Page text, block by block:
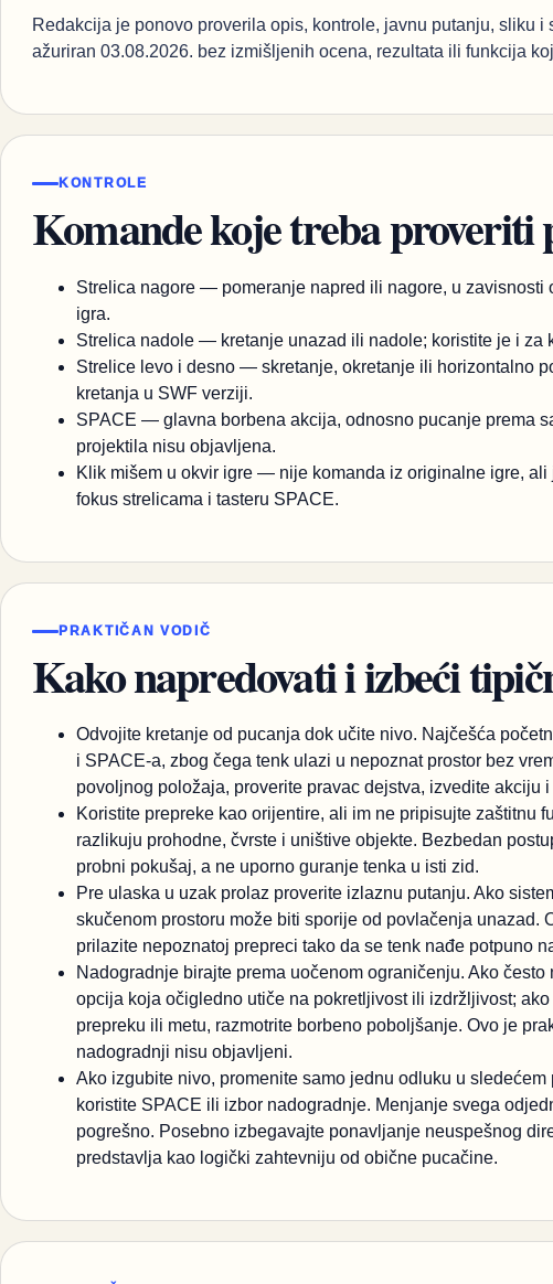
Redakcija je ponovo proverila opis, kontrole, javnu putanju, sliku
ažuriran 03.08.2026. bez izmišljenih ocena, rezultata ili funkcija
KONTROLE
Komande koje treba proveriti
Strelica nagore — pomeranje napred ili nagore, u zavisnosti
igra.
Strelica nadole — kretanje unazad ili nadole; koristite je i za
Strelice levo i desno — skretanje, okretanje ili horizontalno
kretanja u SWF verziji.
SPACE — glavna borbena akcija, odnosno pucanje prema
projektila nisu objavljena.
Klik mišem u okvir igre — nije komanda iz originalne igre,
fokus strelicama i tasteru SPACE.
PRAKTIČAN VODIČ
Kako napredovati i izbeći
Odvojite kretanje od pucanja dok učite nivo. Najčešća
i SPACE-a, zbog čega tenk ulazi u nepoznat prostor bez
povoljnog položaja, proverite pravac dejstva, izvedite akciju
Koristite prepreke kao orijentire, ali im ne pripisujte zaštitnu
razlikuju prohodne, čvrste i uništive objekte. Bezbedan
probni pokušaj, a ne uporno guranje tenka u isti zid.
Pre ulaska u uzak prolaz proverite izlaznu putanju. Ako
skučenom prostoru može biti sporije od povlačenja unazad.
prilazite nepoznatoj prepreci tako da se tenk nađe potpuno
Nadogradnje birajte prema uočenom ograničenju. Ako
opcija koja očigledno utiče na pokretljivost ili izdržljivost;
prepreku ili metu, razmotrite borbeno poboljšanje. Ovo je
nadogradnji nisu objavljeni.
Ako izgubite nivo, promenite samo jednu odluku u
koristite SPACE ili izbor nadogradnje. Menjanje svega
pogrešno. Posebno izbegavajte ponavljanje neuspešnog
predstavlja kao logički zahtevniju od obične pucačine.